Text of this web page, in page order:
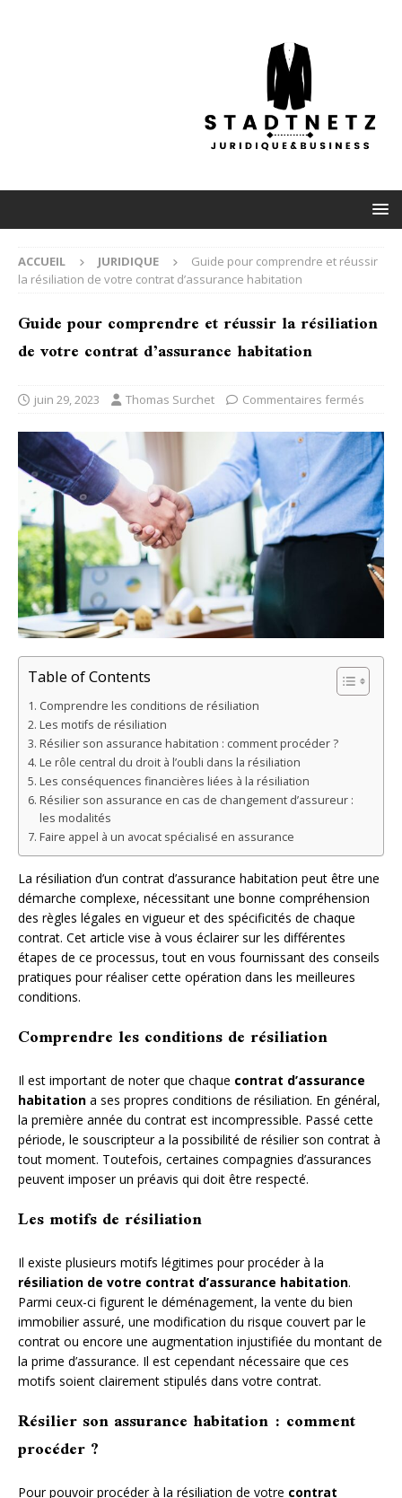
ACCUEIL JURIDIQUE
Guide pour comprendre et réussir
la résiliation de votre contrat d’assurance habitation
Guide pour comprendre et réussir la résiliation
de votre contrat d’assurance habitation
juin 29, 2023 Thomas Surchet Commentaires fermés
Table of Contents
Comprendre les conditions de résiliation
Les motifs de résiliation
Résilier son assurance habitation : comment procéder ?
Le rôle central du droit à l’oubli dans la résiliation
Les conséquences financières liées à la résiliation
Résilier son assurance en cas de changement d’assureur :
les modalités
Faire appel à un avocat spécialisé en assurance
La résiliation d’un contrat d’assurance habitation peut être une
démarche complexe, nécessitant une bonne compréhension
des règles légales en vigueur et des spécificités de chaque
contrat. Cet article vise à vous éclairer sur les différentes
étapes de ce processus, tout en vous fournissant des conseils
pratiques pour réaliser cette opération dans les meilleures
conditions.
Comprendre les conditions de résiliation
Il est important de noter que chaque contrat d’assurance
habitation a ses propres conditions de résiliation. En général,
la première année du contrat est incompressible. Passé cette
période, le souscripteur a la possibilité de résilier son contrat à
tout moment. Toutefois, certaines compagnies d’assurances
peuvent imposer un préavis qui doit être respecté.
Les motifs de résiliation
Il existe plusieurs motifs légitimes pour procéder à la
résiliation de votre contrat d’assurance habitation.
Parmi ceux-ci figurent le déménagement, la vente du bien
immobilier assuré, une modification du risque couvert par le
contrat ou encore une augmentation injustifiée du montant de
la prime d’assurance. Il est cependant nécessaire que ces
motifs soient clairement stipulés dans votre contrat.
Résilier son assurance habitation : comment
procéder ?
Pour pouvoir procéder à la résiliation de votre contrat